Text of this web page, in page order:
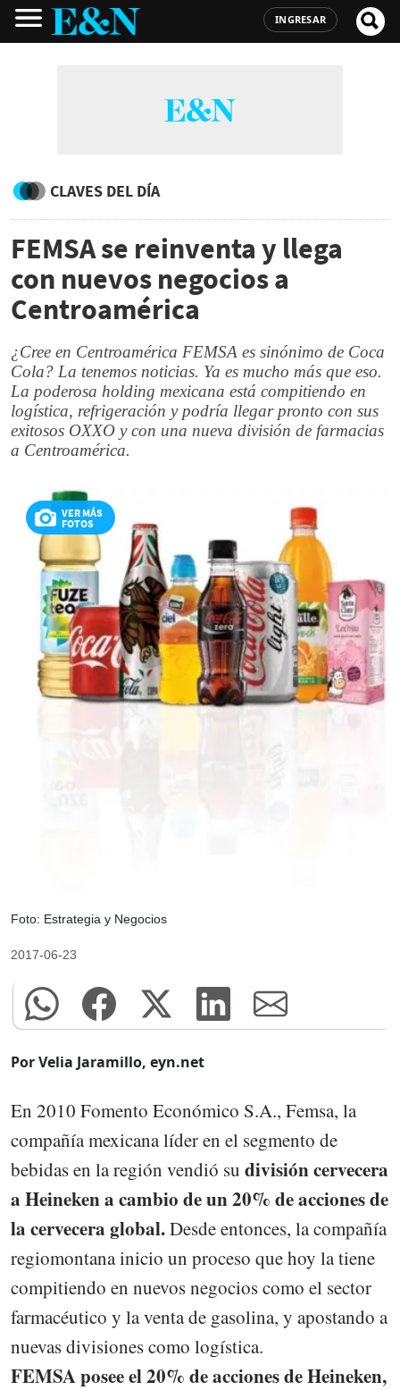
INGRESAR
CLAVES DEL DÍA
FEMSA se reinventa y llega
con nuevos negocios a
Centroamérica
¿Cree en Centroamérica FEMSA es sinónimo de Coca
Cola? La tenemos noticias. Ya es mucho más que eso.
La poderosa holding mexicana está compitiendo en
logística, refrigeración y podría llegar pronto con sus
exitosos OXXO y con una nueva división de farmacias
a Centroamérica.
VER MÁS
FOTOS
Foto: Estrategia y Negocios
2017-06-23
Por Velia Jaramillo, eyn.net
En 2010 Fomento Económico S.A., Femsa, la
compañía mexicana líder en el segmento de
bebidas en la región vendió su división cervecera
a Heineken a cambio de un 20% de acciones de
la cervecera global.Desde entonces, la compañía
regiomontana inicio un proceso que hoy la tiene
compitiendo en nuevos negocios como el sector
farmacéutico y la venta de gasolina, y apostando a
nuevas divisiones como logística.
FEMSA posee el 20% de acciones de Heineken,